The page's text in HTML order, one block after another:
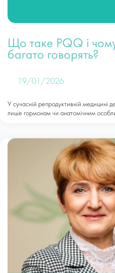
Що таке PQQ і
багато говорять?
19/01/2026
У сучасній репродуктивній медицині
лише гормонам чи анатомічним